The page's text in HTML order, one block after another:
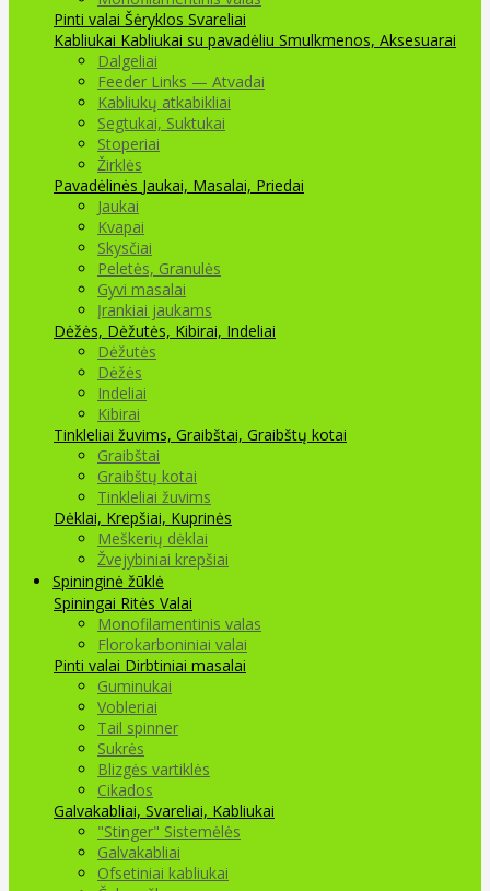
Pinti valai Šėryklos Svareliai
Kabliukai Kabliukai su pavadėliu Smulkmenos, Aksesuarai
Dalgeliai
Feeder Links — Atvadai
Kabliukų atkabikliai
Segtukai, Suktukai
Stoperiai
Žirklės
Pavadėlinės Jaukai, Masalai, Priedai
Jaukai
Kvapai
Skysčiai
Peletės, Granulės
Gyvi masalai
Įrankiai jaukams
Dėžės, Dėžutės, Kibirai, Indeliai
Dėžutės
Dėžės
Indeliai
Kibirai
Tinkleliai žuvims, Graibštai, Graibštų kotai
Graibštai
Graibštų kotai
Tinkleliai žuvims
Dėklai, Krepšiai, Kuprinės
Meškerių dėklai
Žvejybiniai krepšiai
Spininginė žūklė
Spiningai Ritės Valai
Monofilamentinis valas
Florokarboniniai valai
Pinti valai Dirbtiniai masalai
Guminukai
Vobleriai
Tail spinner
Sukrės
Blizgės vartiklės
Cikados
Galvakabliai, Svareliai, Kabliukai
"Stinger" Sistemėlės
Galvakabliai
Ofsetiniai kabliukai